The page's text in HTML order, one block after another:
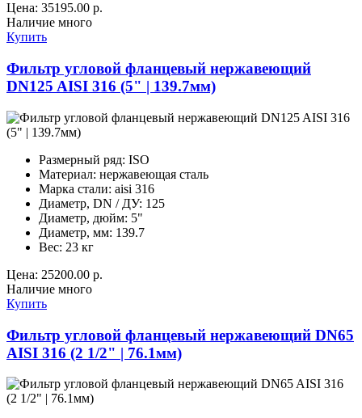
Цена: 35195.00 р.
Наличие много
Купить
Фильтр угловой фланцевый нержавеющий
DN125 AISI 316 (5" | 139.7мм)
Размерный ряд: ISO
Материал: нержавеющая сталь
Марка стали: aisi 316
Диаметр, DN / ДУ: 125
Диаметр, дюйм: 5"
Диаметр, мм: 139.7
Вес: 23 кг
Цена: 25200.00 р.
Наличие много
Купить
Фильтр угловой фланцевый нержавеющий DN65
AISI 316 (2 1/2" | 76.1мм)